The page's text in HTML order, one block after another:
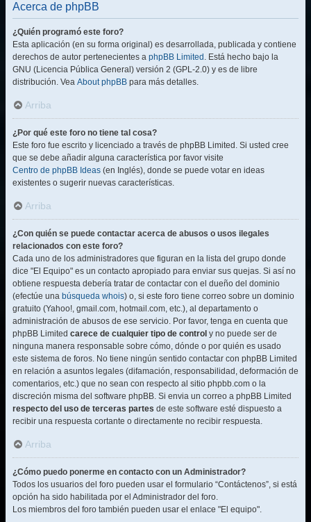
Acerca de phpBB
¿Quién programó este foro?
Esta aplicación (en su forma original) es desarrollada, publicada y contiene
derechos de autor pertenecientes a phpBB Limited . Está hecho bajo la
GNU (Licencia Pública General) versión 2 (GPL-2.0) y es de libre
distribución. Vea About phpBB para más detalles.
Arriba
¿Por qué este foro no tiene tal cosa?
Este foro fue escrito y licenciado a través de phpBB Limited. Si usted cree
que se debe añadir alguna característica por favor visite
Centro de phpBB Ideas (en Inglés), donde se puede votar en ideas
existentes o sugerir nuevas características.
Arriba
¿Con quién se puede contactar acerca de abusos o usos ilegales
relacionados con este foro?
Cada uno de los administradores que figuran en la lista del grupo donde
dice "El Equipo" es un contacto apropiado para enviar sus quejas. Si así no
obtiene respuesta debería tratar de contactar con el dueño del dominio
(efectúe una búsqueda whois) o, si este foro tiene correo sobre un dominio
gratuito (Yahoo!, gmail.com, hotmail.com, etc.), al departamento o
administración de abusos de ese servicio. Por favor, tenga en cuenta que
phpBB Limited carece de cualquier tipo de control y no puede ser de
ninguna manera responsable sobre cómo, dónde o por quién es usado
este sistema de foros. No tiene ningún sentido contactar con phpBB Limited
en relación a asuntos legales (difamación, responsabilidad, deformación de
comentarios, etc.) que no sean con respecto al sitio phpbb.com o la
discreción misma del software phpBB. Si envia un correo a phpBB Limited
respecto del uso de terceras partes de este software esté dispuesto a
recibir una respuesta cortante o directamente no recibir respuesta.
Arriba
¿Cómo puedo ponerme en contacto con un Administrador?
Todos los usuarios del foro pueden usar el formulario “Contáctenos”, si está
opción ha sido habilitada por el Administrador del foro.
Los miembros del foro también pueden usar el enlace "El equipo".